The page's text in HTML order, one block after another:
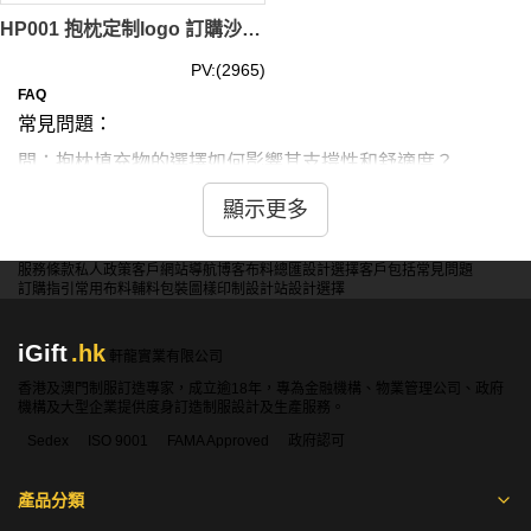
HP001 抱枕定制logo 訂購沙發cushion 製造靠背枕頭汽車cool順 cool 筍 專門店 緞紋布 毛絨布 仿真布
PV:(2965)
FAQ
常見問題：
問：抱枕填充物的選擇如何影響其支撐性和舒適度？
答：填充物影響抱枕性能。羽絨柔軟蓬鬆但易變形。記憶棉
支撐佳但稍重。彈性纖維回彈好耐用。天然乳膠透氣防螨但
和使用場景，平衡舒適度和實用性。
問：抱枕套的拉鍊設計對使用和清洗有何影響？
答：拉鍊設計影響實用性。隱形拉鍊美觀但不耐用。普通拉
鍊耐用易換洗。側邊拉鍊方便更換內芯。底部拉鍊美觀度
高。部分設計無拉鍊，整體美觀但難清洗。選擇時需權衡外
顯示更多
服務條款私人政策客戶 網站導航博客布料總匯設計選擇客戶包括常見問題
訂購指引 常用布料輔料包裝 圖樣印制 設計站設計選擇
iGift.hk
軒龍實業有限公司
香港及澳門制服訂造專家，成立逾18年，專為金融機構、物業管理公司、政府
機構及大型企業提供度身訂造制服設計及生產服務。
Sedex
ISO 9001 FAMA Approved 政府認可
產品分類